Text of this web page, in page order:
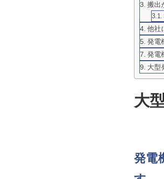
搬出
他社
発電
発電
大型
大
発電